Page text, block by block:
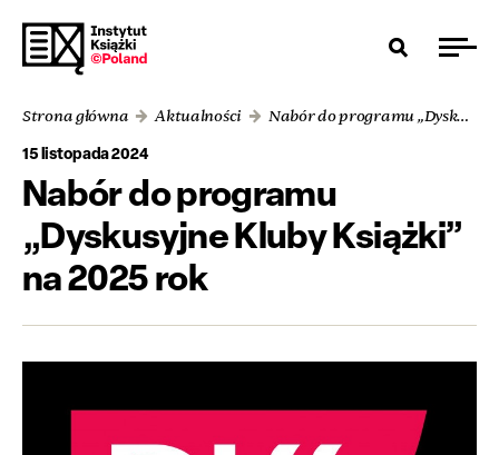
Strona główna Aktualności Nabór do programu „Dyskusyjne Kluby Książki” na 2025 rok
15 listopada 2024
Nabór do programu
„Dyskusyjne Kluby Książki”
na 2025 rok